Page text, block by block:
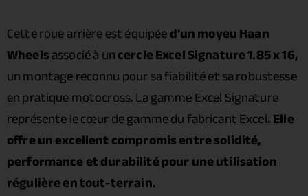
Cette roue arrière est équipéed’un moyeu Haan
Wheelsassocié à uncercle Excel Signature 1.85 x 16,
un montage reconnu pour sa fiabilité et sa robustesse
en pratique motocross. La gamme Excel Signature
représente le cœur de gamme du fabricant Excel. Elle
offre un excellent compromis entre solidité,
performance et durabilité pour une utilisation
régulière en tout-terrain.